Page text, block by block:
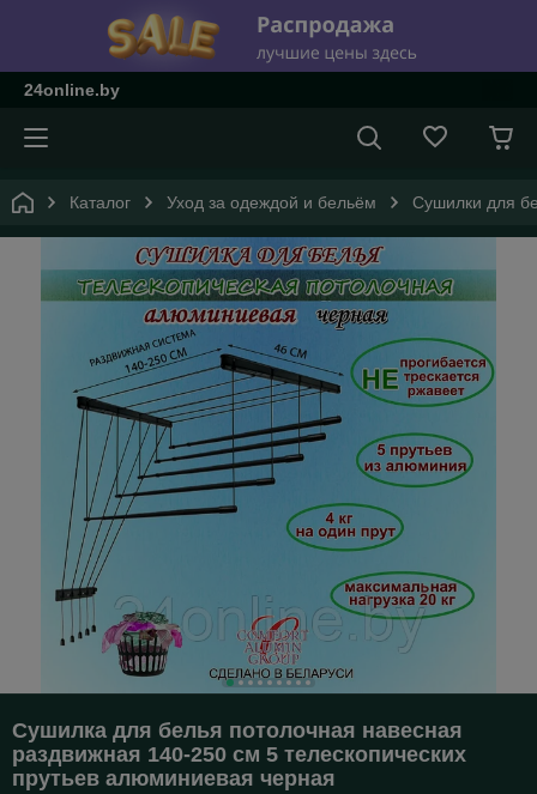
24online.by
Каталог Уход за одеждой и бельём Сушилки для
Сушилка для белья потолочная навесная
раздвижная 140-250 см 5 телескопических
прутьев алюминиевая черная